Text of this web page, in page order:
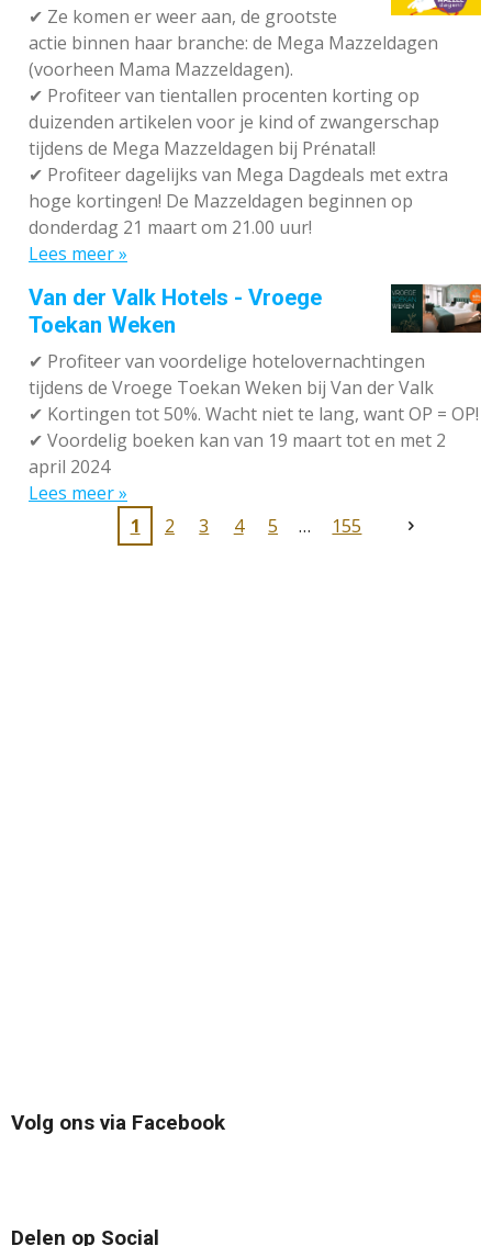
✔ Ze komen er weer aan, de grootste
actie binnen haar branche: de Mega Mazzeldagen
(voorheen Mama Mazzeldagen).
✔ Profiteer van tientallen procenten korting op
duizenden artikelen voor je kind of zwangerschap
tijdens de Mega Mazzeldagen bij Prénatal!
✔ Profiteer dagelijks van Mega Dagdeals met extra
hoge kortingen! De Mazzeldagen beginnen op
donderdag 21 maart om 21.00 uur!
Lees meer »
Van der Valk Hotels - Vroege
Toekan Weken
✔ Profiteer van voordelige hotelovernachtingen
tijdens de Vroege Toekan Weken bij Van der Valk
✔ Kortingen tot 50%. Wacht niet te lang, want OP = OP!
✔ Voordelig boeken kan van 19 maart tot en met 2
april 2024
Lees meer »
1
2 3 4 5 155
Volg ons via Facebook
Delen op Social